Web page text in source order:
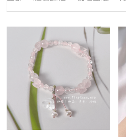
客訂圖集
創作選購
01｜星球羈絆
02｜夏戀女神
03｜遠古遺珠
04｜藍星精靈
05｜自然樂章
06｜玉韻茶香
定製表單
認識素材
礦寶晶石
琥珀蜜蠟
香中之金
優雅珍珠
礦寶絮語
認識我們
關於我們
常見問答
珠寶設計TXJ
搜索
新生
治癒
情誼
親密伴侶